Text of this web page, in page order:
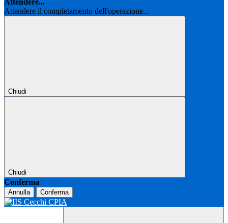
Attendere...
Attendere il completamento dell'operazione...
Chiudi
Chiudi
Conferma
Annulla Conferma